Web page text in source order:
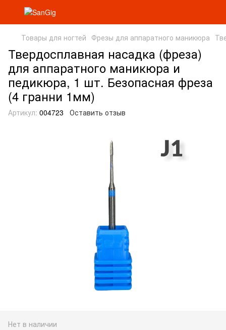
Товары для ногтей Фрезы для аппаратного маникюра
Твердосплавная насадка (фреза)
для аппаратного маникюра и
педикюра, 1 шт. Безопасная фреза
(4 гранни 1мм)
Артикул: 004723 Оставить отзыв
Нет в наличии